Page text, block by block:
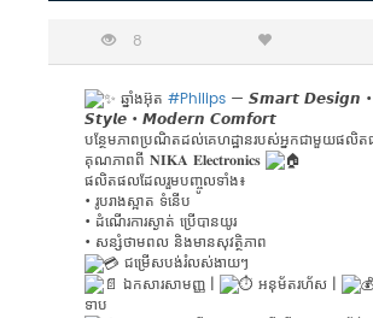
8
ឆ្នាំងអ៊ុត #Philips — 𝙎𝙢𝙖𝙧𝙩 𝘿𝙚𝙨𝙞𝙜𝙣
𝙎𝙩𝙮𝙡𝙚 • 𝙈𝙤𝙙𝙚𝙧𝙣 𝘾𝙤𝙢𝙛𝙤𝙧𝙩
បន្ថែមភាពប្រណិតដល់គេហដ្ឋានរបស់អ្នកជាមួយផលិ
គុណភាពពី 𝐍𝐈𝐊𝐀 𝐄𝐥𝐞𝐜𝐭𝐫𝐨𝐧𝐢𝐜𝐬
ផលិតផលដែលរួមបញ្ចូលទាំង៖
• រូបរាងស្អាត ទំនើប
• ដំណើរការស្ងាត់ ប្រើបានយូរ
• សន្សំថាមពល និងមានសុវត្ថិភាព
ជម្រើសបង់រំលស់ងាយៗ
ឯកសារសាមញ្ញ |
អនុម័តរហ័ស |
ទាប